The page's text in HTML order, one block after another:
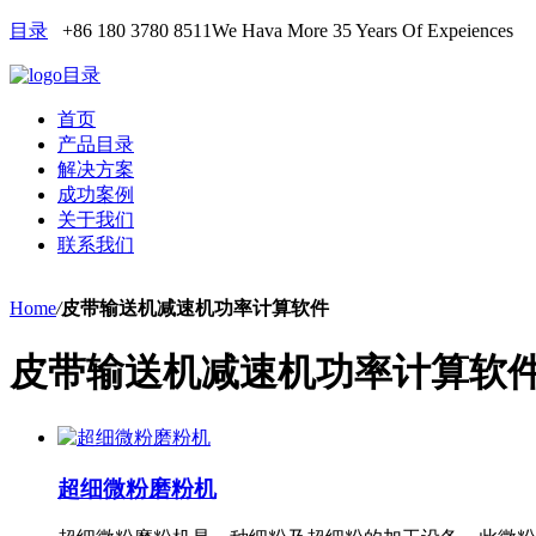
目录 +86 180 3780 8511We Hava More 35 Years Of Expeiences
目录
首页
产品目录
解决方案
成功案例
关于我们
联系我们
Home/皮带输送机减速机功率计算软件
皮带输送机减速机功率计算软
超细微粉磨粉机